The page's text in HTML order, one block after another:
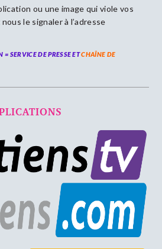
ou une image qui viole vos
le signaler à l’adresse
= SERVICE DE PRESSE ETCHAÎNE DE